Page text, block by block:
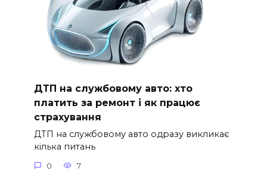
ДТП на службовому авто: хто
платить за ремонт і як працює
страхування
ДТП на службовому авто одразу викликає
кілька питань
0 7